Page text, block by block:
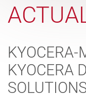
KYOCERA-
KYOCERA